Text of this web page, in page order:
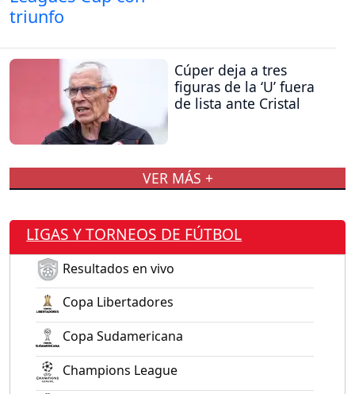
Cúper deja a tres
figuras de la ‘U’ fuera
de lista ante Cristal
VER MÁS +
LIGAS Y TORNEOS DE FÚTBOL
Resultados en vivo
Copa Libertadores
Copa Sudamericana
Champions League